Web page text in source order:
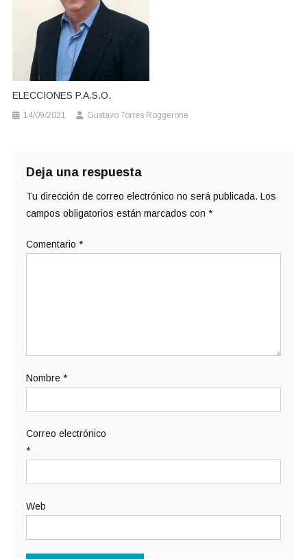
ELECCIONES P.A.S.O.
14/09/2021 Gustavo Torres Roggerone
Deja una respuesta
Tu dirección de correo electrónico no será publicada. Los
campos obligatorios están marcados con *
Comentario *
Nombre *
Correo electrónico
*
Web